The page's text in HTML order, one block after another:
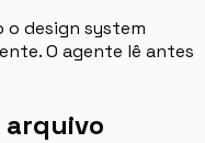
o design system
O agente lê antes
arquivo